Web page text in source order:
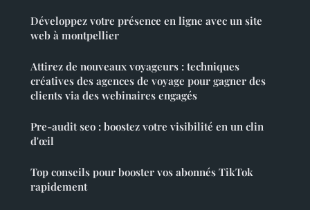
Développez votre présence en ligne avec un site
web à montpellier
Attirez de nouveaux voyageurs : techniques
créatives des agences de voyage pour gagner des
clients via des webinaires engagés
Pre-audit seo : boostez votre visibilité en un clin
d'œil
Top conseils pour booster vos abonnés TikTok
rapidement